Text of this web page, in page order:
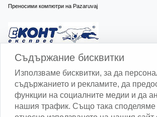
Преносими компютри на Pazaruvaj
Изчисли доставката с Еконт
Съдържание бисквитки
Използваме бисквитки, за да
съдържанието и рекламите, да
функции на социалните медии и да
нашия трафик. Също така